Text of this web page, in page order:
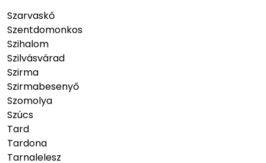
Szarvaskő
Szentdomonkos
Szihalom
Szilvásvárad
Szirma
Szirmabesenyő
Szomolya
Szúcs
Tard
Tardona
Tarnalelesz